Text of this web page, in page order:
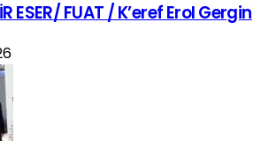
ESER/ FUAT / K’eref Erol Gergin